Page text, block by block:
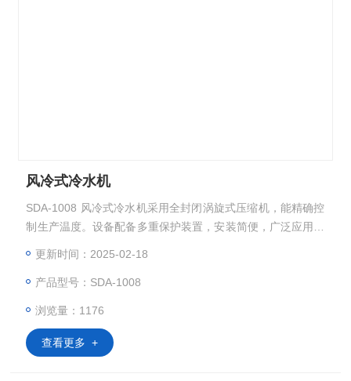
风冷式冷水机
SDA-1008 风冷式冷水机采用全封闭涡旋式压缩机，能精确控
制生产温度。设备配备多重保护装置，安装简便，广泛应用于
更新时间：2025-02-18
产品型号：SDA-1008
浏览量：1176
查看更多 +